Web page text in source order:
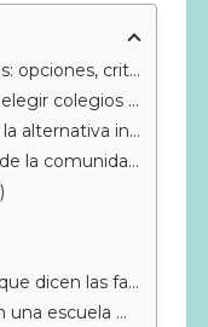
Montessori a solo 10 minutos
en Sabinillas
a las familias de Sabinillas
al taller de primaria
las familias
Montessori?